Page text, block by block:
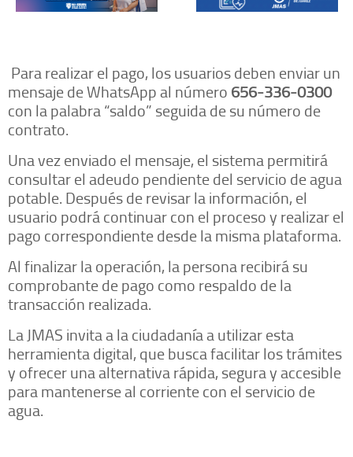
Para realizar el pago, los usuarios deben enviar un
mensaje de WhatsApp al número 656-336-0300
con la palabra “saldo” seguida de su número de
contrato.
Una vez enviado el mensaje, el sistema permitirá
consultar el adeudo pendiente del servicio de agua
potable. Después de revisar la información, el
usuario podrá continuar con el proceso y realizar el
pago correspondiente desde la misma plataforma.
Al finalizar la operación, la persona recibirá su
comprobante de pago como respaldo de la
transacción realizada.
La JMAS invita a la ciudadanía a utilizar esta
herramienta digital, que busca facilitar los trámites
y ofrecer una alternativa rápida, segura y accesible
para mantenerse al corriente con el servicio de
agua.